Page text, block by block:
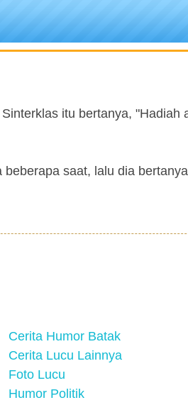
itu bertanya, "Hadiah
saat, lalu dia
Cerita Humor Batak
Cerita Lucu Lainnya
Foto Lucu
Humor Politik